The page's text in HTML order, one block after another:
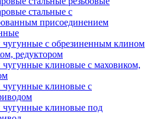
стальные с
присоединением
чугунные с обрезиненным клином
редуктором
клиновые с маховиком,
чугунные клиновые с
чугунные клиновые под